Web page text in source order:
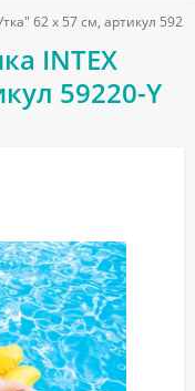
62 x 57 см, артикул
INTEX
59220-Y